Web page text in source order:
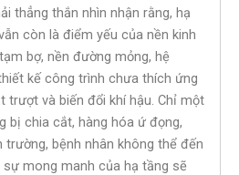
thẳng thắn nhìn nhận rằng, hạ
còn là điểm yếu của nền kinh
bợ, nền đường mỏng, hệ
kế công trình chưa thích ứng
trượt và biến đổi khí hậu. Chỉ một
bị chia cắt, hàng hóa ứ đọng,
bệnh nhân không thể đến
sự mong manh của hạ tầng sẽ